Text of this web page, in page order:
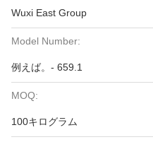
Wuxi East Group
Model Number:
例えば。- 659.1
MOQ:
100キログラム